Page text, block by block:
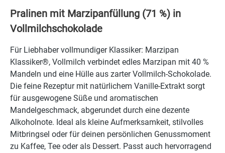
Pralinen mit Marzipanfüllung (71 %) in
Vollmilchschokolade
Für Liebhaber vollmundiger Klassiker: Marzipan
Klassiker®, Vollmilch verbindet edles Marzipan mit 40 %
Mandeln und eine Hülle aus zarter Vollmilch-Schokolade.
Die feine Rezeptur mit natürlichem Vanille-Extrakt sorgt
für ausgewogene Süße und aromatischen
Mandelgeschmack, abgerundet durch eine dezente
Alkoholnote. Ideal als kleine Aufmerksamkeit, stilvolles
Mitbringsel oder für deinen persönlichen Genussmoment
zu Kaffee, Tee oder als Dessert. Passt auch hervorragend